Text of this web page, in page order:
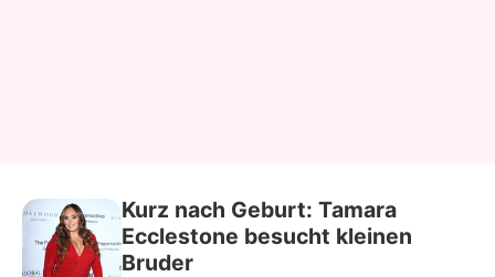
Kurz nach Geburt: Tamara
Ecclestone besucht kleinen
Bruder